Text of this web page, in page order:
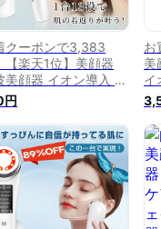
クーポンで3,383
【楽天1位】美顔器
美顔器 イオン導入 イ
出 温冷美顔器 多機能
イオン導入器 リフト
毛穴ケア 目元 光エ
顔 EMS ほうれい線
目元ケア LED 美容家
締め グッズ 角質ケ
ケア しわ フェイス
お
美
イ
美
ミ
多
フ
出
グ
穴